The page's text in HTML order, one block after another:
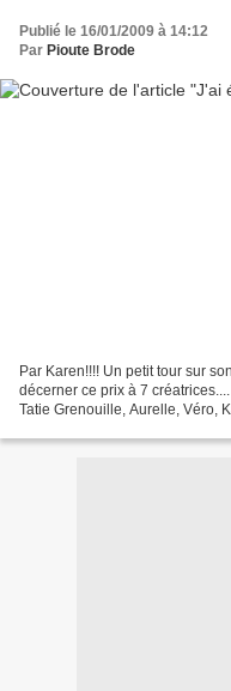
Publié le 16/01/2009 à 14:12
Par Pioute Brode
Par Karen!!!! Un petit tour sur
décerner ce prix à 7
Tatie Grenouille, Aurelle, Véro,